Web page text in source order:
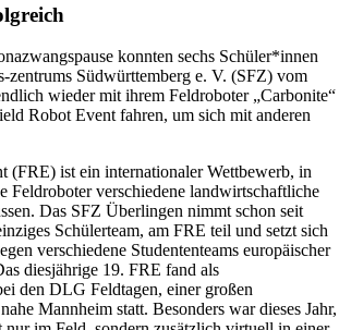
konnten sechs Schüler*innen
zentrums Südwürttemberg e. V. (SFZ) vom
wieder mit ihrem Feldroboter „Carbonite“
Robot Event fahren, um sich mit anderen
(FRE) ist ein internationaler Wettbewerb, in
Feldroboter verschiedene landwirtschaftliche
Das SFZ Überlingen nimmt schon seit
Schülerteam, am FRE teil und setzt sich
verschiedene Studententeams europäischer
diesjährige 19. FRE fand als
den DLG Feldtagen, einer großen
Mannheim statt. Besonders war dieses Jahr,